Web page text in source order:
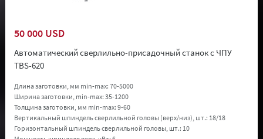
50 000 USD
Автоматический сверлильно-присадочный станок с ЧПУ
TBS-620
Длина заготовки, мм min-max: 70-5000
Ширина заготовки, min-max: 35-1200
Толщина заготовки, мм min-max: 9-60
Вертикальный шпиндель сверлильной головы (верх/низ), шт.: 18/18
Горизонтальный шпиндель сверлильной головы, шт.: 10